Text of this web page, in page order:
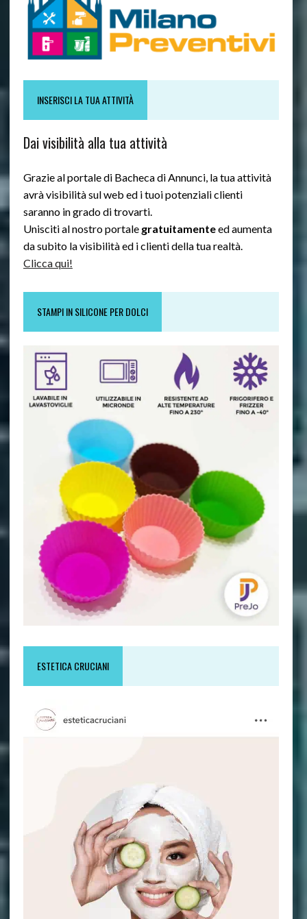
INSERISCI LA TUA ATTIVITÀ
Dai visibilità alla tua attività
Grazie al portale di Bacheca di Annunci, la tua attività
avrà visibilità sul web ed i tuoi potenziali clienti
saranno in grado di trovarti.
Unisciti al nostro portale gratuitamenteed aumenta
da subito la visibilità ed i clienti della tua realtà.
Clicca qui!
STAMPI IN SILICONE PER DOLCI
ESTETICA CRUCIANI